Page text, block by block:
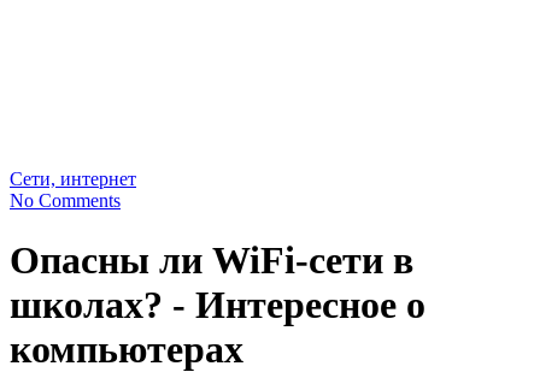
Сети, интернет
No Comments
Опасны ли WiFi-сети в
школах? - Интересное о
компьютерах